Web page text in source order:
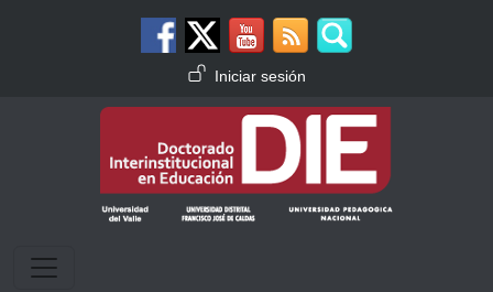
Menú de cuenta de usuario
Iniciar sesión